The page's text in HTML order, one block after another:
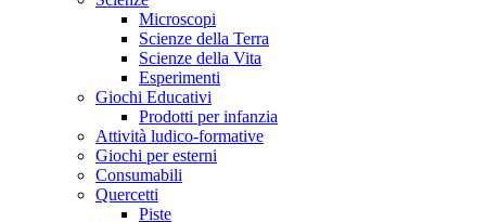
Microscopi
Scienze della Terra
Scienze della Vita
Esperimenti
Giochi Educativi
Prodotti per infanzia
Attività ludico-formative
Giochi per esterni
Consumabili
Quercetti
Piste